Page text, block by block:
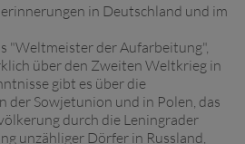
in Deutschland und im
"Weltmeister der Aufarbeitung",
über den Zweiten Weltkrieg in
gibt es über die
der Sowjetunion und in Polen, das
durch die Leningrader
unzähliger Dörfer in Russland,